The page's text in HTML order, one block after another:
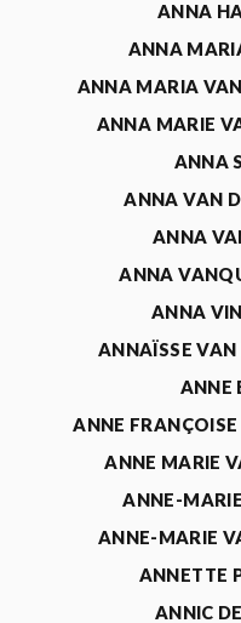
ANNA
ANNA
ANNA MARIA
ANNA MARIE
ANNA
ANNA VAN
ANNA
ANNA
ANNA
ANNAÏSSE VAN
ANNE
ANNE
ANNE MARIE
ANNE-
ANNE-MARIE
ANNETTE
ANNIC